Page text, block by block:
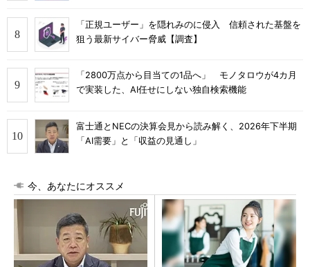
「正規ユーザー」を隠れみのに侵入 信頼された基盤を
狙う最新サイバー脅威【調査】
「2800万点から目当ての1品へ」 モノタロウが4カ月
で実装した、AI任せにしない独自検索機能
富士通とNECの決算会見から読み解く、2026年下半期
「AI需要」と「収益の見通し」
今、あなたにオススメ